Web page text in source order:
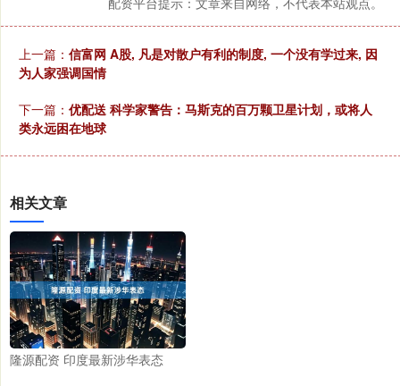
上一篇： 信富网 A股, 凡是对散户有利的制度, 一个没有学过来, 因
为人家强调国情
下一篇： 优配送 科学家警告：马斯克的百万颗卫星计划，或将人
类永远困在地球
相关文章
隆源配资 印度最新涉华表态